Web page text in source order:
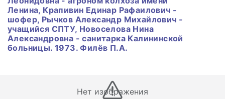
Ленина, Крапивин Единар Рафаилович -
шофер, Рычков Александр Михайлович -
учащийся СПТУ, Новоселова Нина
Александровна - санитарка Калининской
больницы. 1973. Филёв П.А.
Нет изображения